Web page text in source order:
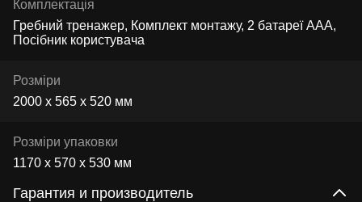
Комплектація
Гребний тренажер, Комплект монтажу, 2 батареї ААА,
Посібник користувача
Розміри
2000 х 565 х 520 мм
Розміри упаковки
1170 х 570 х 530 мм
Гарантия и производитель